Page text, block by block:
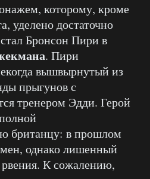
которому, кроме
уделено достаточно
Бронсон Пири в
. Пири
вышвырнутый из
прыгунов с
тренером Эдди. Герой
британцу: в прошлом
однако лишенный
К сожалению,